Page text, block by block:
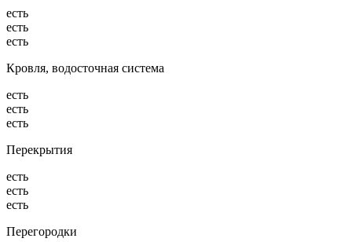
есть
есть
есть
Кровля, водосточная система
есть
есть
есть
Перекрытия
есть
есть
есть
Перегородки